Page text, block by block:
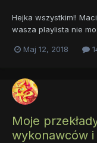
Hejka wszystkim!!
wasza playlista nie
To zacznę ja:
Maj 12, 2018
Moje
wykonawców